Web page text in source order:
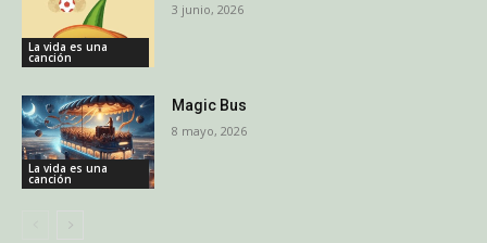
La vida es una
canción
3 junio, 2026
La vida es una
canción
Magic Bus
8 mayo, 2026